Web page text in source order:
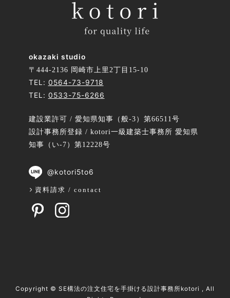
okazaki studio
〒444-2136 岡崎市上里2丁目15-10
TEL: 0564-73-9718
TEL: 0533-75-6266
建設業許可 / 愛知県知事（般-3）第66511号
設計事務所登録 / kotori一級建築士事務所 愛知県
知事（い-7）第12228号
@kotori5to6
資料請求 / contact
Copyright © SE構法の注文住宅を手掛ける設計事務所kotori , All